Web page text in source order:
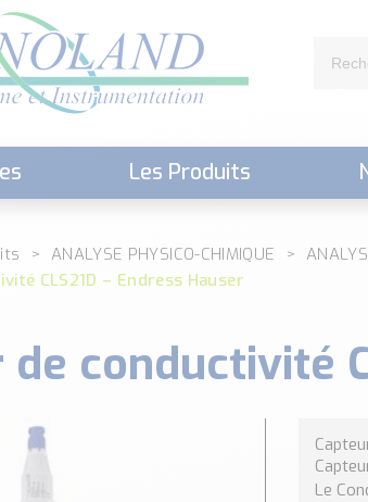
Les Produits
ANALYSE PHYSICO-CHIMIQUE
CLS21D – Endress Hauser
de conductivité
Le